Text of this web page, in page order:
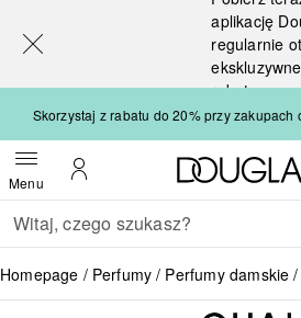
aplikację
regularnie
rabaty
Skorzystaj z rabatu do 20% przy zakupach
MenuOtwórz menuMoje konto
Wracać
Wykonaj wyszukiwanie
Homepage Perfumy Perfumy damskie
[navigation.slideout.screenreader]